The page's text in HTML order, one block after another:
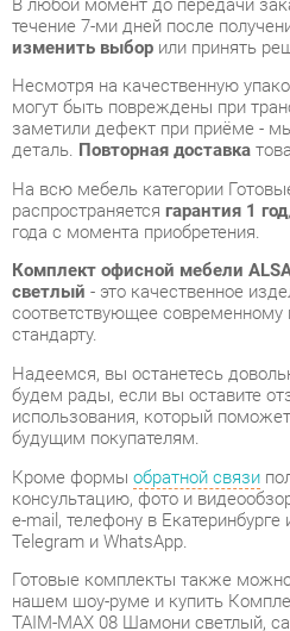
заметили дефект при приёме -
деталь.Повторная доставка
распространяетсягарантия 1 год,
года с момента приобретения.
Комплект офисной мебели
соответствующее современному
стандарту.
Надеемся, вы останетесь
будем рады, если вы оставите
использования, который поможет
будущим покупателям.
Кроме формы
консультацию, фото и
e-mail, телефону в Екатеринбурге
Telegram и WhatsApp.
Готовые комплекты также можно
нашем шоу-руме и купить
TAIM-MAX 08 Шамони светлый,
нашего центрального склада в г.
список адресов и магазинов
контактов.
Стиль мебели